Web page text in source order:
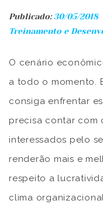
Publicado: 30/05/2018
Treinamento e
O cenário
a todo o momento.
consiga enfrentar
precisa contar com
interessados pelo
renderão mais e
respeito a
clima